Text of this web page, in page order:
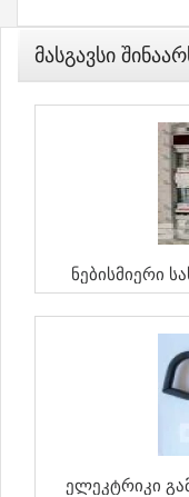
Მასგავსი
Ნებისმიერი
Ელეკტრიკი